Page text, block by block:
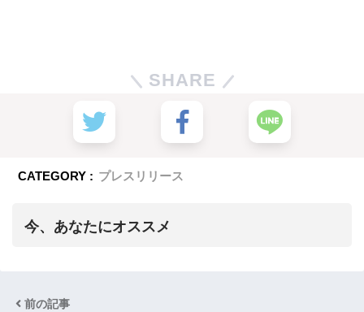
SHARE
CATEGORY : プレスリリース
今、あなたにオススメ
前の記事